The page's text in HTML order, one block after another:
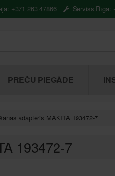
+371 263 47866 Serviss Rīga:
PREČU PIEGĀDE
adapteris MAKITA 193472-7
193472-7